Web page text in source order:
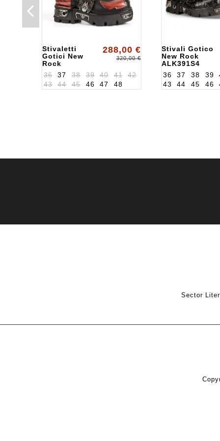
Stivaletti
Gotici New
Rock
ALK195S1
288,00 €
320,00 €
36 37 38 39 40 41
42
43
44 45 46 47 48
Stivali Gotico
New Rock
ALK391S4
36
37 38 39
43
44 45 46
Sector